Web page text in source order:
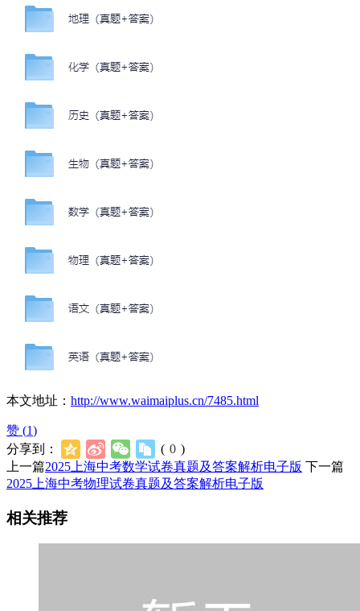
本文地址： http://www.waimaiplus.cn/7485.html
赞 (1)
分享到：
( 0 )
上一篇2025上海中考数学试卷真题及答案解析电子版 下一篇
2025上海中考物理试卷真题及答案解析电子版
相关推荐